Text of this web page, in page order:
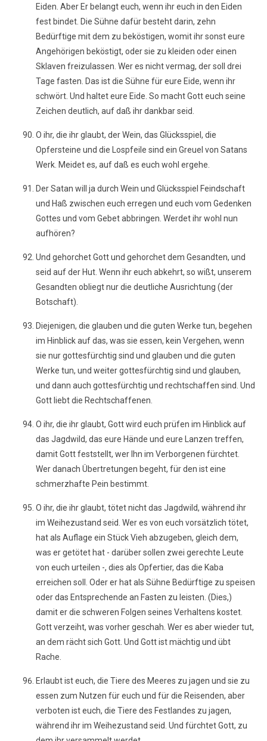
Eiden. Aber Er belangt euch, wenn ihr euch in den Eiden
fest bindet. Die Sühne dafür besteht darin, zehn
Bedürftige mit dem zu beköstigen, womit ihr sonst eure
Angehörigen beköstigt, oder sie zu kleiden oder einen
Sklaven freizulassen. Wer es nicht vermag, der soll drei
Tage fasten. Das ist die Sühne für eure Eide, wenn ihr
schwört. Und haltet eure Eide. So macht Gott euch seine
Zeichen deutlich, auf daß ihr dankbar seid.
O ihr, die ihr glaubt, der Wein, das Glücksspiel, die
Opfersteine und die Lospfeile sind ein Greuel von Satans
Werk. Meidet es, auf daß es euch wohl ergehe.
Der Satan will ja durch Wein und Glücksspiel Feindschaft
und Haß zwischen euch erregen und euch vom Gedenken
Gottes und vom Gebet abbringen. Werdet ihr wohl nun
aufhören?
Und gehorchet Gott und gehorchet dem Gesandten, und
seid auf der Hut. Wenn ihr euch abkehrt, so wißt, unserem
Gesandten obliegt nur die deutliche Ausrichtung (der
Botschaft).
Diejenigen, die glauben und die guten Werke tun, begehen
im Hinblick auf das, was sie essen, kein Vergehen, wenn
sie nur gottesfürchtig sind und glauben und die guten
Werke tun, und weiter gottesfürchtig sind und glauben,
und dann auch gottesfürchtig und rechtschaffen sind. Und
Gott liebt die Rechtschaffenen.
O ihr, die ihr glaubt, Gott wird euch prüfen im Hinblick auf
das Jagdwild, das eure Hände und eure Lanzen treffen,
damit Gott feststellt, wer Ihn im Verborgenen fürchtet.
Wer danach Übertretungen begeht, für den ist eine
schmerzhafte Pein bestimmt.
O ihr, die ihr glaubt, tötet nicht das Jagdwild, während ihr
im Weihezustand seid. Wer es von euch vorsätzlich tötet,
hat als Auflage ein Stück Vieh abzugeben, gleich dem,
was er getötet hat - darüber sollen zwei gerechte Leute
von euch urteilen -, dies als Opfertier, das die Kaba
erreichen soll. Oder er hat als Sühne Bedürftige zu speisen
oder das Entsprechende an Fasten zu leisten. (Dies,)
damit er die schweren Folgen seines Verhaltens kostet.
Gott verzeiht, was vorher geschah. Wer es aber wieder tut,
an dem rächt sich Gott. Und Gott ist mächtig und übt
Rache.
Erlaubt ist euch, die Tiere des Meeres zu jagen und sie zu
essen zum Nutzen für euch und für die Reisenden, aber
verboten ist euch, die Tiere des Festlandes zu jagen,
während ihr im Weihezustand seid. Und fürchtet Gott, zu